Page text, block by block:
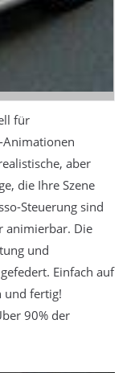
für
aber
die Ihre Szene
Steuerung sind
animierbar. Die
und
Einfach auf
und fertig!
90% der